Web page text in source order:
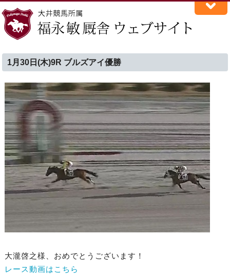
1月30日(木)9R ブルズアイ優勝
大瀧啓之様、おめでとうございます！
レース動画はこちら